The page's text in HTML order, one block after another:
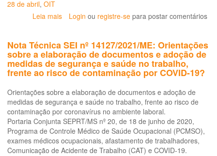
28 de abril, OIT
Leia mais sobre
Acidente
Graves
e
com
no
Trabalho
no
estado
da
Bahia
Login ou registre-se para postar comentários
Nota Técnica SEI nº 14127/2021/ME: Orientações
sobre a elaboração de documentos e adoção de
medidas de segurança e saúde no trabalho,
frente ao risco de contaminação por COVID-19?
Orientações sobre a elaboração de documentos e adoção de
medidas de segurança e saúde no trabalho, frente ao risco de
contaminação por coronavírus no ambiente laboral.
Portaria Conjunta SEPRT/MS nº 20, de 18 de junho de 2020,
Programa de Controle Médico de Saúde Ocupacional (PCMSO),
exames médicos ocupacionais, afastamento de trabalhadores,
Comunicação de Acidente de Trabalho (CAT) e COVID-19.